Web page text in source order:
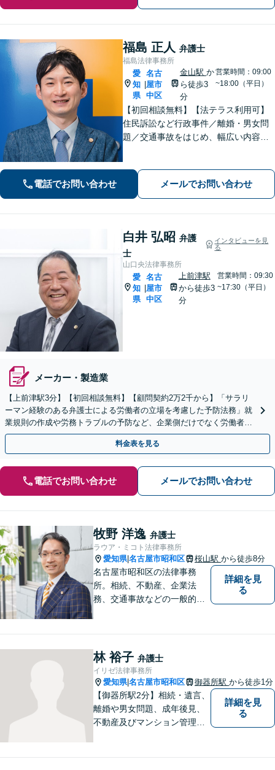
福島 正人 弁護士
福島法律事務所
愛
知
県
名古
屋市
中区
金山駅 か
ら徒歩3
分
営業時間：09:00
~18:00（平日）
【初回相談無料】【法テラス利用可】
住民訴訟など行政事件／離婚・男女問
題／交通事故をはじめ、幅広い内容の
依頼者様にとって納得感の高い解決を
目指します【夜間・休日相談可】【金
電話でお問い合わせ メールでお問い合わせ
白井 弘昭 弁護
士
インタビューを見
る
山口央法律事務所
愛
知
県
名古
屋市
中区
上前津駅
から徒歩3
分
営業時間：09:30
~17:30（平日）
メーカー・製造業
【上前津駅3分】【初回相談無料】【顧問契約2万2千から】「サラリ
ーマン経験のある弁護士による労働者の立場を考慮した予防法務」就
業規則の作成や労務トラブルの予防など、企業側だけでなく労働者の
視点も大切にしたバランスよい法務サポートを提供します
料金表を見る
電話でお問い合わせ メールでお問い合わせ
牧野 洋逸 弁護士
ラウア・ミコト法律事務所
愛知県|名古屋市昭和区 桜山駅 から徒歩8分
名古屋市昭和区の法律事務
所。相続、不動産、企業法
務、交通事故などの一般的な
料】【桜山駅より徒歩８分】
【駐車場あり】【オンライン
相談可】
詳細を見
る
林 裕子 弁護士
イリゼ法律事務所
愛知県|名古屋市昭和区 御器所駅 から徒歩1分
【御器所駅2分】相続・遺言、
離婚や男女問題、成年後見、
不動産及びマンション管理な
詳細を見
る